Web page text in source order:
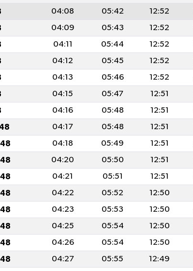
04:08 05:42 12:52
04:09 05:43 12:52
04:11 05:44 12:52
04:12 05:45 12:52
04:13 05:46 12:52
04:15 05:47 12:51
04:16 05:48 12:51
04:17 05:48 12:51
04:18 05:49 12:51
04:20 05:50 12:51
04:21 05:51 12:51
04:22 05:52 12:50
04:23 05:53 12:50
04:25 05:54 12:50
04:26 05:54 12:50
04:27 05:55 12:49